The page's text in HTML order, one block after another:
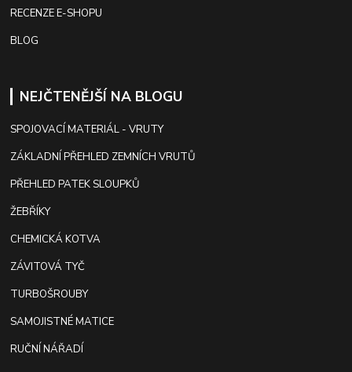
RECENZE E-SHOPU
BLOG
NEJČTENĚJŠÍ NA BLOGU
SPOJOVACÍ MATERIÁL - VRUTY
ZÁKLADNÍ PŘEHLED ZEMNÍCH VRUTŮ
PŘEHLED PATEK SLOUPKŮ
ŽEBŘÍKY
CHEMICKÁ KOTVA
ZÁVITOVÁ TYČ
TURBOŠROUBY
SAMOJISTNÉ MATICE
RUČNÍ NÁŘADÍ